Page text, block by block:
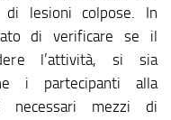
di lesioni colpose. In
di verificare se il
l’attività, si sia
i partecipanti alla
i necessari mezzi di